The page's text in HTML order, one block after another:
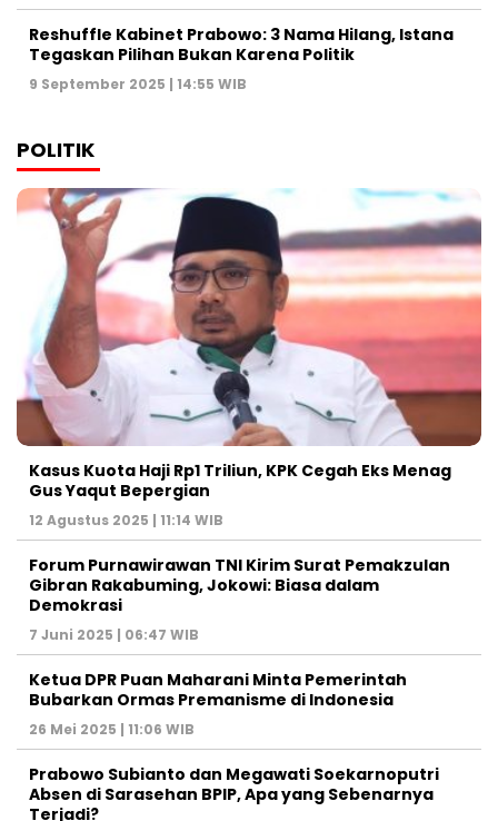
Reshuffle Kabinet Prabowo: 3 Nama Hilang, Istana
Tegaskan Pilihan Bukan Karena Politik
9 September 2025 | 14:55 WIB
POLITIK
Kasus Kuota Haji Rp1 Triliun, KPK Cegah Eks Menag
Gus Yaqut Bepergian
12 Agustus 2025 | 11:14 WIB
Forum Purnawirawan TNI Kirim Surat Pemakzulan
Gibran Rakabuming, Jokowi: Biasa dalam
Demokrasi
7 Juni 2025 | 06:47 WIB
Ketua DPR Puan Maharani Minta Pemerintah
Bubarkan Ormas Premanisme di Indonesia
26 Mei 2025 | 11:06 WIB
Prabowo Subianto dan Megawati Soekarnoputri
Absen di Sarasehan BPIP, Apa yang Sebenarnya
Terjadi?